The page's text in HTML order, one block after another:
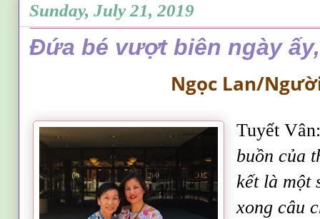
Sunday, July 21, 2019
Đứa bé vượt biên ngày
Ngọc Lan/
Tuyết
buồn của
kết là một
xong câu